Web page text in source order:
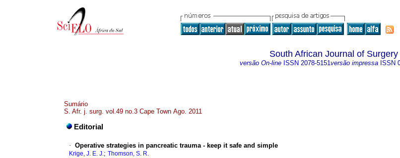
South African Journal of Surgery
versão On-line ISSN 2078-5151versão impressa ISSN
Sumário
S. Afr. j. surg. vol.49 no.3 Cape Town Ago. 2011
Editorial
· Operative strategies in pancreatic trauma - keep it safe and simple
Krige, J. E. J.; Thomson, S. R.